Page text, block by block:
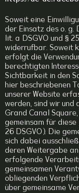
Soweit eine
der Einsatz des o. g.
lit. a DSGVO und §
widerrufbar. Soweit
erfolgt die
berechtigten
Sichtbarkeit in den
hier beschriebenen
unserer Website
werden, sind wir
Grand Canal
gemeinsam für
26 DSGVO). Die
sich dabei
deren Weitergabe
erfolgende
gemeinsamen
obliegenden
über gemeinsame